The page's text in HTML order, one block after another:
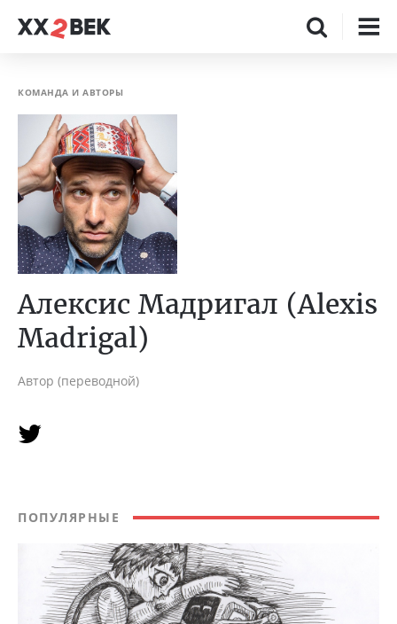
КОМАНДА И АВТОРЫ
Алексис Мадригал (Alexis
Madrigal)
Автор (переводной)
ПОПУЛЯРНЫЕ